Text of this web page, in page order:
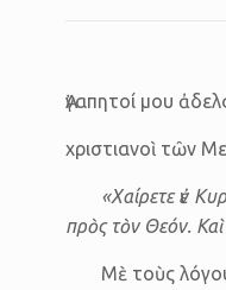
Ἀγαπητοί μου
χριστιανοὶ τῶν
«Χαίρετε ἐν
πρὸς τὸν Θεόν.
Μὲ τοὺς